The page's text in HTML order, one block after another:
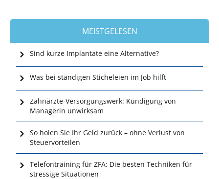
MEISTGELESEN
Sind kurze Implantate eine Alternative?
Was bei ständigen Sticheleien im Job hilft
Zahnärzte-Versorgungswerk: Kündigung von
Managerin unwirksam
So holen Sie Ihr Geld zurück – ohne Verlust von
Steuervorteilen
Telefontraining für ZFA: Die besten Techniken für
stressige Situationen